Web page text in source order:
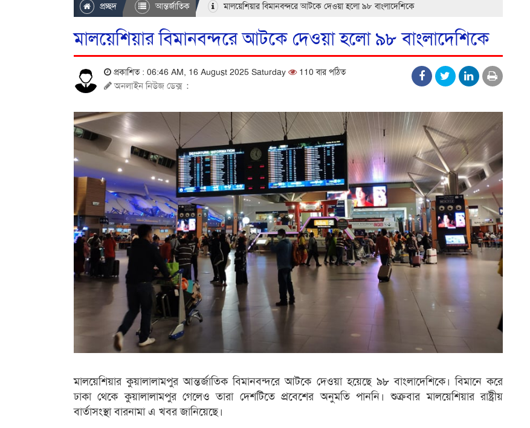
প্রচ্ছদ আন্তর্জাতিক মালয়েশিয়ার বিমানবন্দরে আটকে দেওয়া হলো ৯৮ বাংলাদেশিকে
মালয়েশিয়ার বিমানবন্দরে আটকে দেওয়া হলো ৯৮ বাংলাদেশিকে
প্রকাশিত : 06:46 AM, 16 August 2025 Saturday 110 বার পঠিত
অনলাইন নিউজ ডেক্স :
মালয়েশিয়ার কুয়ালালামপুর আন্তর্জাতিক বিমানবন্দরে আটকে দেওয়া হয়েছে ৯৮ বাংলাদেশিকে। বিমানে করে
ঢাকা থেকে কুয়ালালামপুর গেলেও তারা দেশটিতে প্রবেশের অনুমতি পাননি। শুক্রবার মালয়েশিয়ার রাষ্ট্রীয়
বার্তাসংস্থা বারনামা এ খবর জানিয়েছে।